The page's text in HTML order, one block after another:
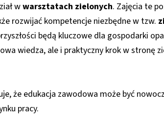
wwarsztatach zielonych. Zajęcia te
rozwijać kompetencje niezbędne w tzw.
będą kluczowe dla gospodarki
wiedza, ale i praktyczny krok w stronę
że edukacja zawodowa może być
pracy.